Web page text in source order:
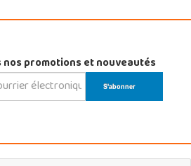
promotions et nouveautés